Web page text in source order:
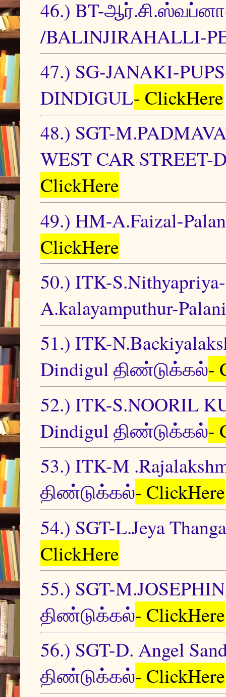
46.) BT-
/BALINJIRAHALLI-
47.) SG-JANAKI-
DINDIGUL- ClickHere
48.) SGT-
WEST CAR
ClickHere
49.) HM-A.Faizal-
ClickHere
50.) ITK-
A.kalayamputhur-
51.) ITK-
Dindigul திண்டுக்கல்-
52.) ITK-S.NOORIL
Dindigul திண்டுக்கல்-
53.) ITK-M
திண்டுக்கல்- ClickHere
54.) SGT-L.Jeya
ClickHere
55.) SGT-
திண்டுக்கல்- ClickHere
56.) SGT-D. Angel
திண்டுக்கல்- ClickHere